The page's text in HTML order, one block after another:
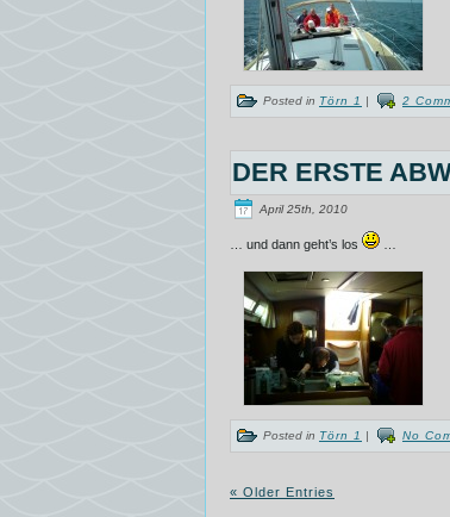
Posted in Törn 1 | 2
DER ERSTE
April 25th, 2010
… und dann geht’s los
Posted in Törn 1 | No
« Older Entries